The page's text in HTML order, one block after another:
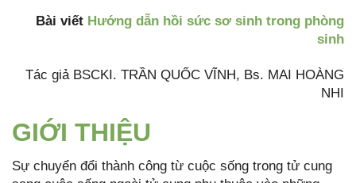
Bài viết Hướng dẫn hồi sức sơ sinh trong phòng
sinh
Tác giả BSCKI. TRẦN QUỐC VĨNH, Bs. MAI HOÀNG
NHI
GIỚI THIỆU
Sự chuyển đổi thành công từ cuộc sống trong tử cung